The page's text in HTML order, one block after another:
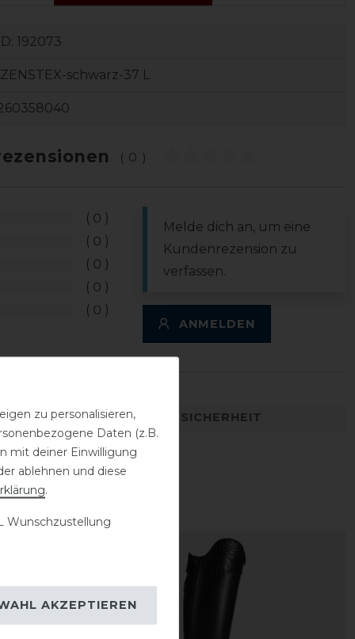
192073
schwarz-37 L
(0)
0
0
0
0
0
Melde dich an, um eine
Kundenrezension zu
verfassen.
ANMELDEN
DETAILS ZUR PRODUKTSICHERHEIT
zu personalisieren,
Daten (z.B.
mit deiner Einwilligung
ablehnen und diese
.
Wunschzustellung
AKZEPTIEREN